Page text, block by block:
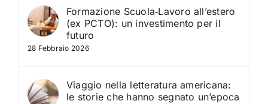
Formazione Scuola‑Lavoro all’estero
(ex PCTO): un investimento per il
futuro
28 Febbraio 2026
Viaggio nella letteratura americana:
le storie che hanno segnato un’epoca